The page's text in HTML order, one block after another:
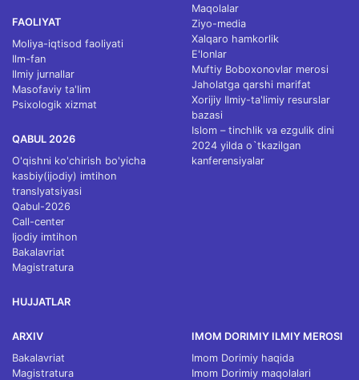
FAOLIYAT
Moliya-iqtisod faoliyati
Ilm-fan
Ilmiy jurnallar
Masofaviy ta'lim
Psixologik xizmat
QABUL 2026
O'qishni ko'chirish bo'yicha
kasbiy(ijodiy) imtihon
translyatsiyasi
Qabul-2026
Call-center
Ijodiy imtihon
Bakalavriat
Magistratura
HUJJATLAR
Maqolalar
Ziyo-media
Xalqaro hamkorlik
E'lonlar
Muftiy Boboxonovlar merosi
Jaholatga qarshi marifat
Xorijiy Ilmiy-ta'limiy resurslar
bazasi
Islom – tinchlik va ezgulik dini
2024 yilda o`tkazilgan
kanferensiyalar
ARXIV
Bakalavriat
Magistratura
IMOM DORIMIY ILMIY MEROSI
Imom Dorimiy haqida
Imom Dorimiy maqolalari